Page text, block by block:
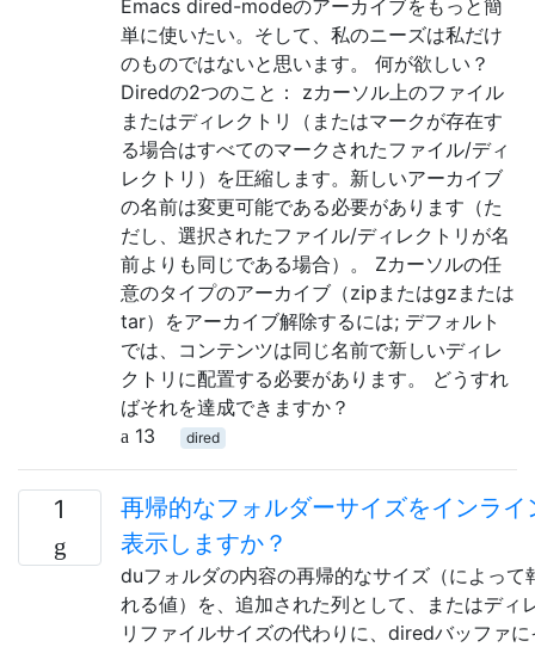
Emacs dired-modeのアーカイブをもっと簡
単に使いたい。そして、私のニーズは私だけ
のものではないと思います。 何が欲しい？
Diredの2つのこと： zカーソル上のファイル
またはディレクトリ（またはマークが存在す
る場合はすべてのマークされたファイル/ディ
レクトリ）を圧縮します。新しいアーカイブ
の名前は変更可能である必要があります（た
だし、選択されたファイル/ディレクトリが名
前よりも同じである場合）。 Zカーソルの任
意のタイプのアーカイブ（zipまたはgzまたは
tar）をアーカイブ解除するには; デフォルト
では、コンテンツは同じ名前で新しいディレ
クトリに配置する必要があります。 どうすれ
ばそれを達成できますか？
13
dired
1
再帰的なフォルダーサイズをインライ
表示しますか？
duフォルダの内容の再帰的なサイズ（によって
れる値）を、追加された列として、またはディ
リファイルサイズの代わりに、diredバッファ